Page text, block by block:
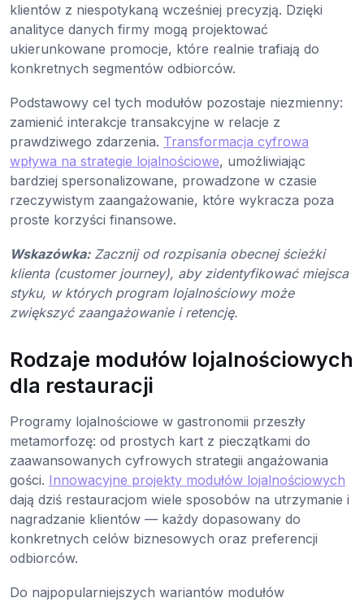
klientów z niespotykaną wcześniej precyzją. Dzięki
analityce danych firmy mogą projektować
ukierunkowane promocje, które realnie trafiają do
konkretnych segmentów odbiorców.
Podstawowy cel tych modułów pozostaje niezmienny:
zamienić interakcje transakcyjne w relacje z
prawdziwego zdarzenia. Transformacja cyfrowa
wpływa na strategie lojalnościowe, umożliwiając
bardziej spersonalizowane, prowadzone w czasie
rzeczywistym zaangażowanie, które wykracza poza
proste korzyści finansowe.
Wskazówka: Zacznij od rozpisania obecnej ścieżki
klienta (customer journey), aby zidentyfikować miejsca
styku, w których program lojalnościowy może
zwiększyć zaangażowanie i retencję.
Rodzaje modułów lojalnościowych
dla restauracji
Programy lojalnościowe w gastronomii przeszły
metamorfozę: od prostych kart z pieczątkami do
zaawansowanych cyfrowych strategii angażowania
gości. Innowacyjne projekty modułów lojalnościowych
dają dziś restauracjom wiele sposobów na utrzymanie i
nagradzanie klientów — każdy dopasowany do
konkretnych celów biznesowych oraz preferencji
odbiorców.
Do najpopularniejszych wariantów modułów